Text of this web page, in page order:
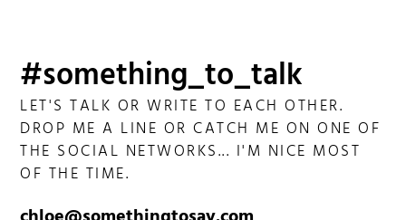
#something_to_talk
LET'S TALK OR WRITE TO EACH OTHER.
DROP ME A LINE OR CATCH ME ON ONE OF
THE SOCIAL NETWORKS... I'M NICE MOST
OF THE TIME.